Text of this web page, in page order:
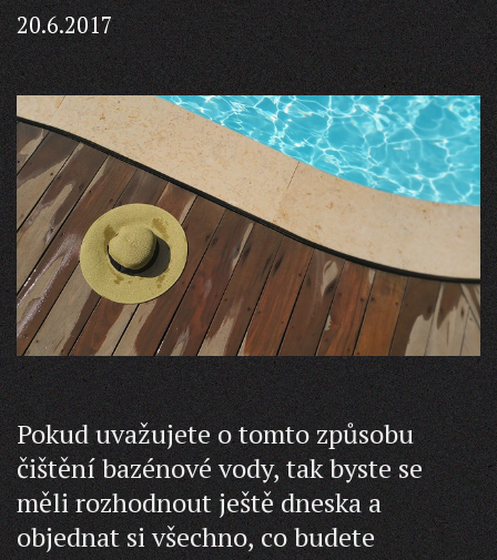
20.6.2017
Pokud uvažujete o tomto způsobu
čištění bazénové vody, tak byste se
měli rozhodnout ještě dneska a
objednat si všechno, co budete